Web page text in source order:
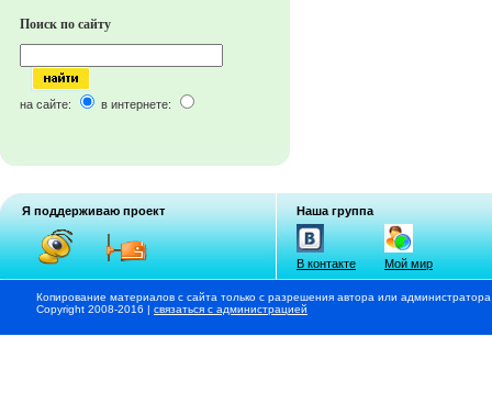
Поиск по сайту
на сайте: в интернете:
Я поддерживаю проект Наша группа
В контакте Мой мир
Копирование материалов с сайта только с разрешения автора или
Copyright 2008-2016 | связаться с администрацией